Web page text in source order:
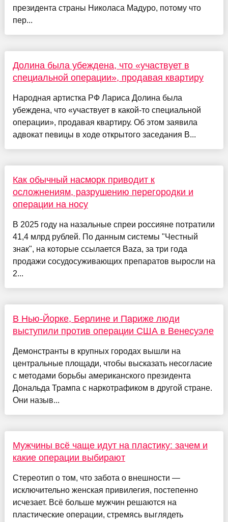
президента страны Николаса Мадуро, потому что
пер...
Долина была убеждена, что «участвует в
специальной операции», продавая квартиру
Народная артистка РФ Лариса Долина была
убеждена, что «участвует в какой-то специальной
операции», продавая квартиру. Об этом заявила
адвокат певицы в ходе открытого заседания В...
Как обычный насморк приводит к
осложнениям, разрушению перегородки и
операции на носу
В 2025 году на назальные спреи россияне потратили
41,4 млрд рублей. По данным системы "Честный
знак", на которые ссылается Baza, за три года
продажи сосудосуживающих препаратов выросли на
2...
В Нью-Йорке, Берлине и Париже люди
выступили против операции США в Венесуэле
Демонстранты в крупных городах вышли на
центральные площади, чтобы высказать несогласие
с методами борьбы американского президента
Дональда Трампа с наркотрафиком в другой стране.
Они назыв...
Мужчины всё чаще идут на пластику: зачем и
какие операции выбирают
Стереотип о том, что забота о внешности —
исключительно женская привилегия, постепенно
исчезает. Всё больше мужчин решаются на
пластические операции, стремясь выглядеть